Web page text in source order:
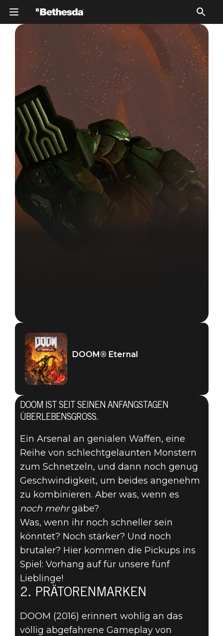
07. Juli 2019
TOP 5 DOOM-
PICKUPS – #2:
DOOM® Eternal
DOOM IST SEIT SEINEN ANFANGSTAGEN
ÜBERLEBENSGROSS.
Ein Arsenal an genialen Waffen, eine
Reihe von schlechtgelaunten Monstern
zum Schnetzeln, und dann noch genug
Geschwindigkeit, um beides angenehm
zu kombinieren. Aber was, wenn es
noch mehrgäbe?
Was, wenn ihr noch schneller sein
könntet? Noch stärker? Und noch
brutaler? Hier kommen die Pickups ins
Spiel: Vorhang auf für unsere fünf
Lieblinge!
2. PRÄTORENMARKEN
DOOM (2016) erinnert wohlig an das
völlig abgefahrene Gameplay von